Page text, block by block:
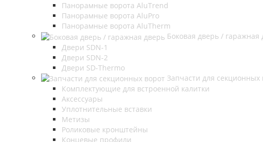
Панорамные ворота AluTrend
Панорамные ворота AluPro
Панорамные ворота AluTherm
Боковая дверь / гаражная
Двери SDN-1
Двери SDN-2
Двери SD-Thermo
Запчасти для секционных
Комплектующие для встроенной калитки
Аксессуары
Уплотнительные вставки
Метизы
Роликовые кронштейны
Концевые профили